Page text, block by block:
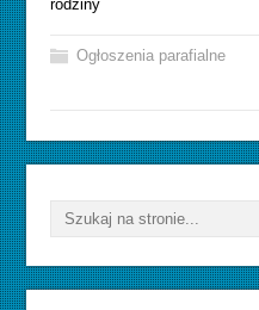
rodziny
Ogłoszenia parafialne